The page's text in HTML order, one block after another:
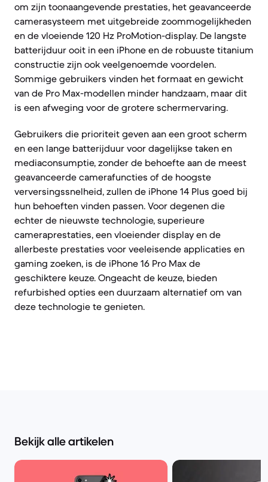
om zijn toonaangevende prestaties, het geavanceerde
camerasysteem met uitgebreide zoommogelijkheden
en de vloeiende 120 Hz ProMotion-display. De langste
batterijduur ooit in een iPhone en de robuuste titanium
constructie zijn ook veelgenoemde voordelen.
Sommige gebruikers vinden het formaat en gewicht
van de Pro Max-modellen minder handzaam, maar dit
is een afweging voor de grotere schermervaring.
Gebruikers die prioriteit geven aan een groot scherm
en een lange batterijduur voor dagelijkse taken en
mediaconsumptie, zonder de behoefte aan de meest
geavanceerde camerafuncties of de hoogste
verversingssnelheid, zullen de iPhone 14 Plus goed bij
hun behoeften vinden passen. Voor degenen die
echter de nieuwste technologie, superieure
cameraprestaties, een vloeiender display en de
allerbeste prestaties voor veeleisende applicaties en
gaming zoeken, is de iPhone 16 Pro Max de
geschiktere keuze. Ongeacht de keuze, bieden
refurbished opties een duurzaam alternatief om van
deze technologie te genieten.
Bekijk alle artikelen